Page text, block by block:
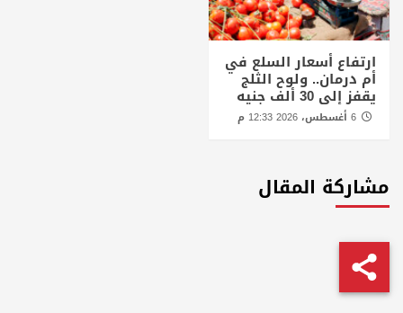
ارتفاع أسعار السلع في
أم درمان.. ولوح الثلج
يقفز إلى 30 ألف جنيه
مشاركة المقال